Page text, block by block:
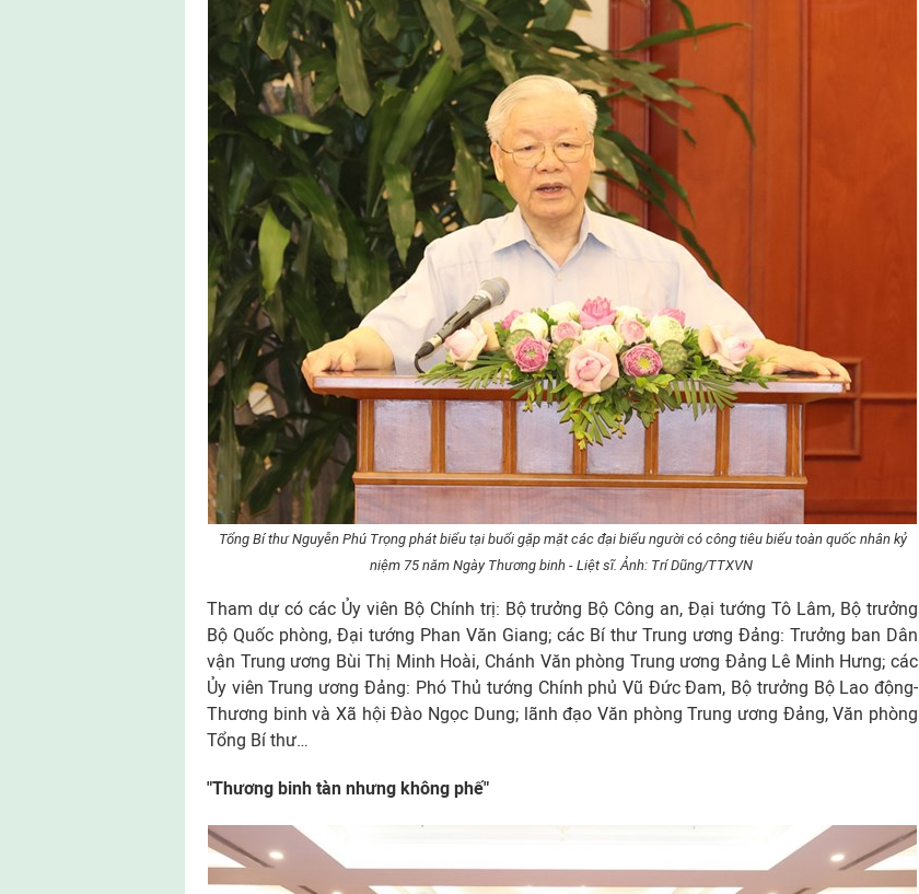
Tổng Bí thư Nguyễn Phú Trọng phát biểu tại buổi gặp mặt các đại biểu người có công tiêu biểu toàn quốc nhân kỷ
niệm 75 năm Ngày Thương binh - Liệt sĩ. Ảnh: Trí Dũng/TTXVN
Tham dự có các Ủy viên Bộ Chính trị: Bộ trưởng Bộ Công an, Đại tướng Tô Lâm, Bộ trưởng
Bộ Quốc phòng, Đại tướng Phan Văn Giang; các Bí thư Trung ương Đảng: Trưởng ban Dân
vận Trung ương Bùi Thị Minh Hoài, Chánh Văn phòng Trung ương Đảng Lê Minh Hưng; các
Ủy viên Trung ương Đảng: Phó Thủ tướng Chính phủ Vũ Đức Đam, Bộ trưởng Bộ Lao động-
Thương binh và Xã hội Đào Ngọc Dung; lãnh đạo Văn phòng Trung ương Đảng, Văn phòng
Tổng Bí thư…
"Thương binh tàn nhưng không phế"